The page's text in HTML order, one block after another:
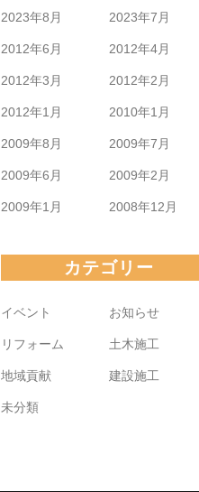
2023年8月 2023年7月
2012年6月 2012年4月
2012年3月 2012年2月
2012年1月 2010年1月
2009年8月 2009年7月
2009年6月 2009年2月
2009年1月 2008年12月
カテゴリー
イベント お知らせ
リフォーム 土木施工
地域貢献 建設施工
未分類